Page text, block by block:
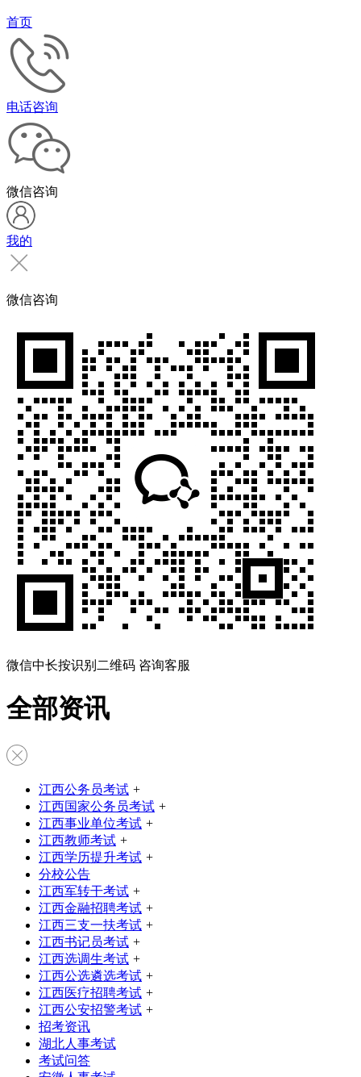
首页
电话咨询
微信咨询
我的
微信咨询
微信中长按识别二维码 咨询客服
全部资讯
江西公务员考试 +
江西国家公务员考试 +
江西事业单位考试 +
江西教师考试 +
江西学历提升考试 +
分校公告
江西军转干考试 +
江西金融招聘考试 +
江西三支一扶考试 +
江西书记员考试 +
江西选调生考试 +
江西公选遴选考试 +
江西医疗招聘考试 +
江西公安招警考试 +
招考资讯
湖北人事考试
考试问答